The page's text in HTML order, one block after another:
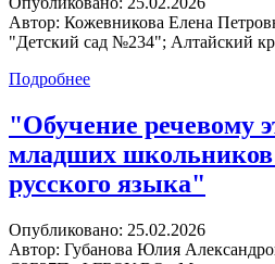
Опубликовано: 25.02.2026
Автор: Кожевникова Елена
"Детский сад №234"; Алтайский
Подробнее
"Обучение речевому
младших школьников
русского языка"
Опубликовано: 25.02.2026
Автор: Губанова Юлия